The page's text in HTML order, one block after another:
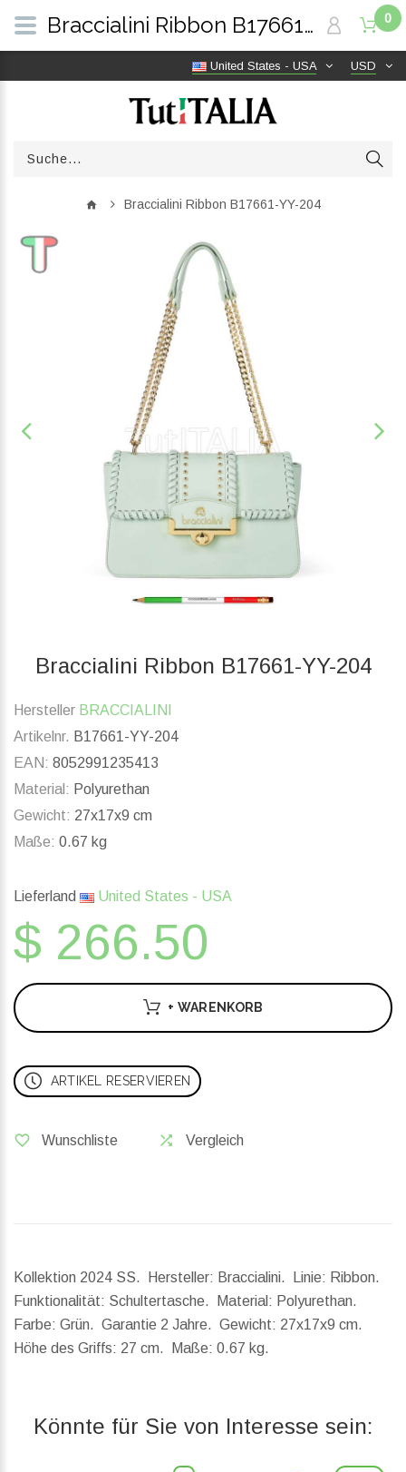
USD
United States - USA
0
Braccialini Ribbon B17661-YY-204
Braccialini Ribbon B17661-YY-204
Hersteller BRACCIALINI
Artikelnr. B17661-YY-204
EAN: 8052991235413
Material: Polyurethan
Gewicht: 27x17x9 cm
Maße: 0.67 kg
Lieferland United States - USA
$ 266.50
+ WARENKORB
ARTIKEL RESERVIEREN
Wunschliste Vergleich
Kollektion 2024 SS. Hersteller: Braccialini. Linie: Ribbon.
Funktionalität: Schultertasche. Material: Polyurethan.
Farbe: Grün. Garantie 2 Jahre. Gewicht: 27x17x9 cm.
Höhe des Griffs: 27 cm. Maße: 0.67 kg.
Könnte für Sie von Interesse sein:
Braccialini Ribbon B17661-YY-204 | TutITALIA